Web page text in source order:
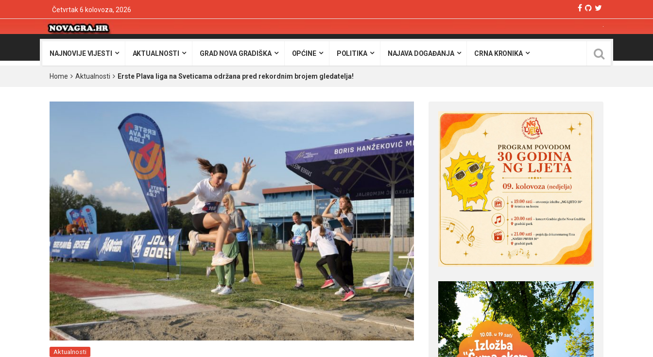
Četvrtak 6 kolovoza, 2026
NAJNOVIJE VIJESTI AKTUALNOSTI GRAD NOVA GRADIŠKA OPĆINE POLITIKA NAJAVA DOGAĐANJA CRNA KRONIKA
Home Aktualnosti Erste Plava liga na Sveticama održana pred rekordnim brojem gledatelja!
Aktualnosti